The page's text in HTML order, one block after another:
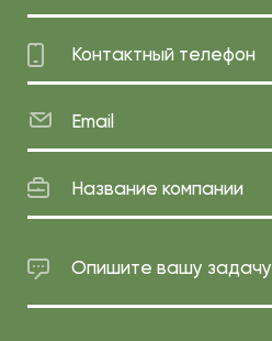
Контактный телефон
Email
Название компании
Опишите вашу задачу